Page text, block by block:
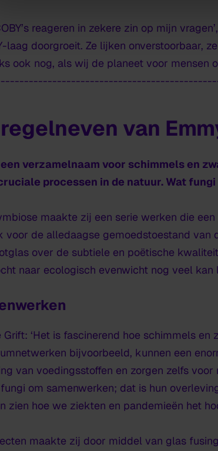
reageren in zekere zin op mijn
laag doorgroeit. Ze lijken onverstoorbaar,
ook nog, als wij de planeet voor mensen
van
een verzamelnaam voor schimmels en
processen in de natuur. Wat
maakte zij een serie werken die
voor de alledaagse gemoedstoestand van
over de subtiele en poëtische
naar ecologisch evenwicht nog veel kan
Grift: ‘Het is fascinerend hoe schimmels
bijvoorbeeld, kunnen een
van voedingsstoffen en zorgen zelfs
om samenwerken; dat is hun
zien hoe we ziekten en pandemieën het
maakte zij door middel van glas